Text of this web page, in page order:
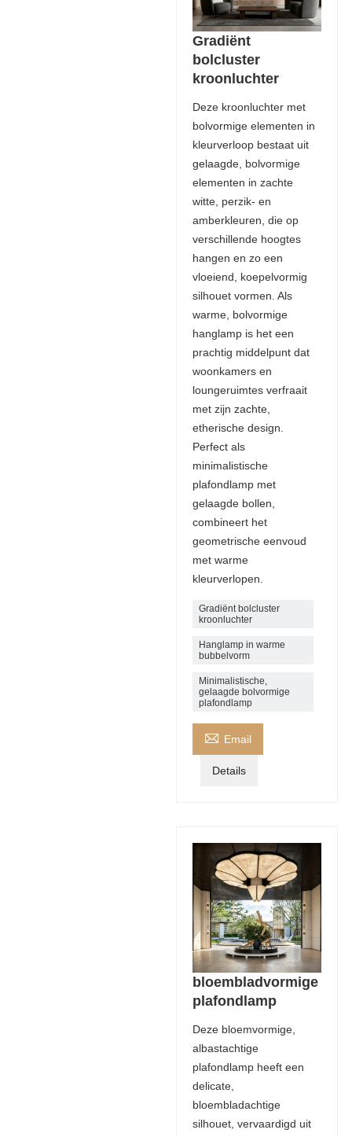
Gradiënt
bolcluster
kroonluchter
Deze kroonluchter met
bolvormige elementen in
kleurverloop bestaat uit
gelaagde, bolvormige
elementen in zachte
witte, perzik- en
amberkleuren, die op
verschillende hoogtes
hangen en zo een
vloeiend, koepelvormig
silhouet vormen. Als
warme, bolvormige
hanglamp is het een
prachtig middelpunt dat
woonkamers en
loungeruimtes verfraait
met zijn zachte,
etherische design.
Perfect als
minimalistische
plafondlamp met
gelaagde bollen,
combineert het
geometrische eenvoud
met warme
kleurverlopen.
Gradiënt bolcluster
kroonluchter
Hanglamp in warme
bubbelvorm
Minimalistische,
gelaagde bolvormige
plafondlamp
 Email
Details
bloembladvormige
plafondlamp
Deze bloemvormige,
albastachtige
plafondlamp heeft een
delicate,
bloembladachtige
silhouet, vervaardigd uit